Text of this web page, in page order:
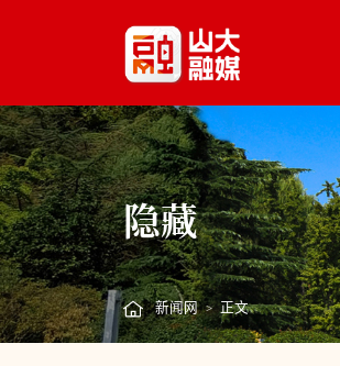
隐藏
新闻网 > 正文